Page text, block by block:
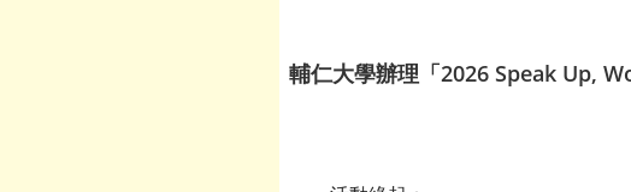
輔仁大學辦理「2026 Speak Up,